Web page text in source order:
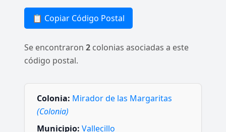
📋 Copiar Código Postal
Se encontraron 2 colonias asociadas a este
código postal.
Colonia: Mirador de las Margaritas
(Colonia)
Municipio: Vallecillo